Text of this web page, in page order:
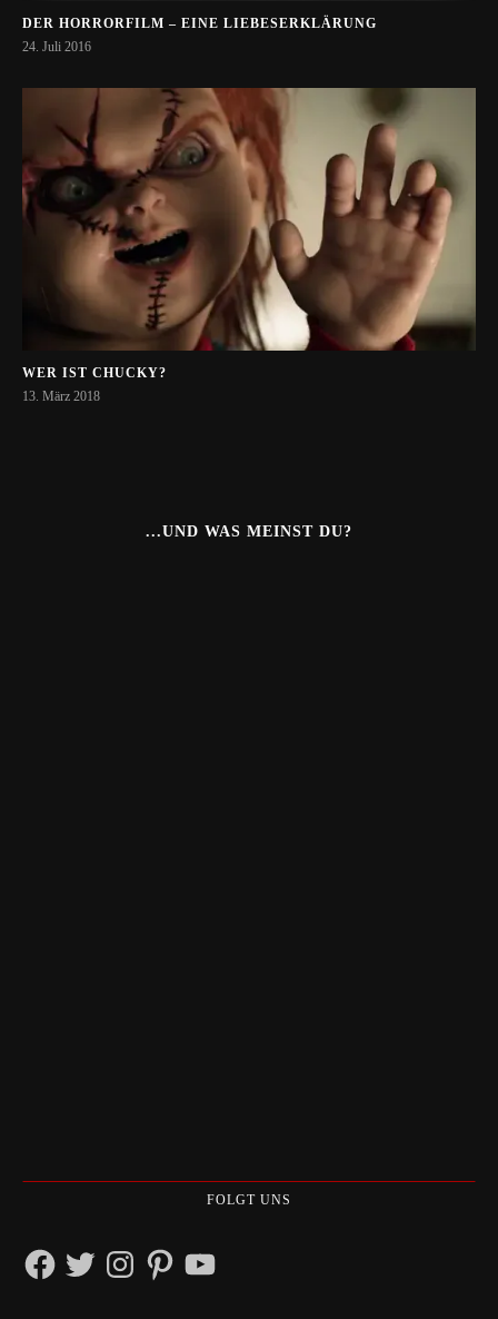
DER HORRORFILM – EINE LIEBESERKLÄRUNG
24. Juli 2016
WER IST CHUCKY?
13. März 2018
...UND WAS MEINST DU?
FOLGT UNS
FacebookTwitterInstagramPinterestYouTube